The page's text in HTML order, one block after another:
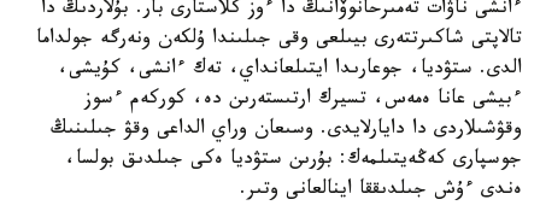
ءانشى ناۋات تەمىرحانوۆانىڭ دا ءوز كلاستارى بار. بۇلاردىڭ دا
تالاپتى شاكىرتتەرى بيىلعى وقى جىلىندا ۇلكەن ونەرگە جولداما
الدى. ستۋديا، جوعارىدا ايتىلعانداي، تەك ءانشى، كۇيشى،
ءبيشى عانا ەمەس، تسيرك ارتىستەرىن دە، كوركەم ءسوز
وقۋشىلاردى دا دايارلايدى. وسىعان وراي الداعى وقۋ جىلىنىڭ
جوسپارى كەڭەيتىلمەك: بۇرىن ستۋديا ەكى جىلدىق بولسا،
ەندى ءۇش جىلدىققا اينالعانى وتىر.